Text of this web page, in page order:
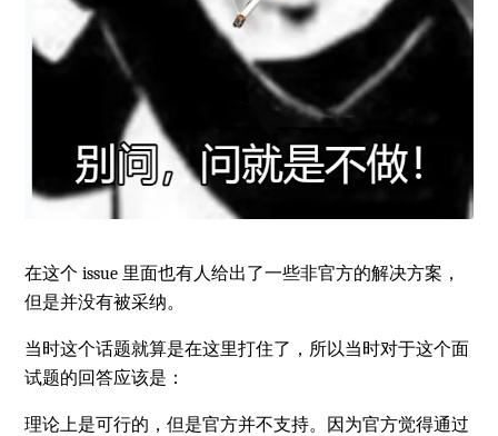
在这个 issue 里面也有人给出了一些非官方的解决方案，
但是并没有被采纳。
当时这个话题就算是在这里打住了，所以当时对于这个面
试题的回答应该是：
理论上是可行的，但是官方并不支持。因为官方觉得通过